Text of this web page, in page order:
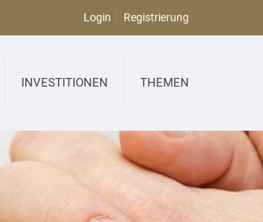
Login Registrierung
INVESTITIONEN THEMEN